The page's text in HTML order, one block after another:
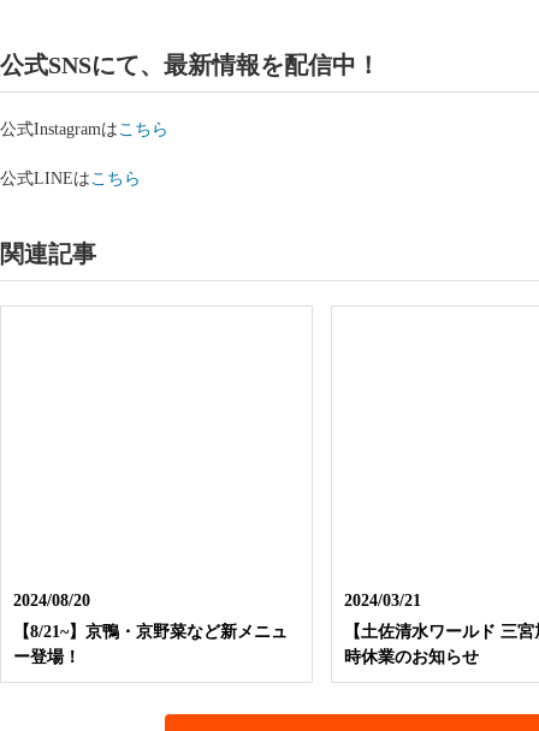
公式SNSにて、最新情報を配信中！
公式Instagramはこちら
公式LINEはこちら
関連記事
2024/08/20
【8/21~】京鴨・京野菜など新メニュ
ー登場！
2024/03/21
【土佐清水ワールド 三
時休業のお知らせ